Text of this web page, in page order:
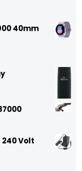
40mm
Volt